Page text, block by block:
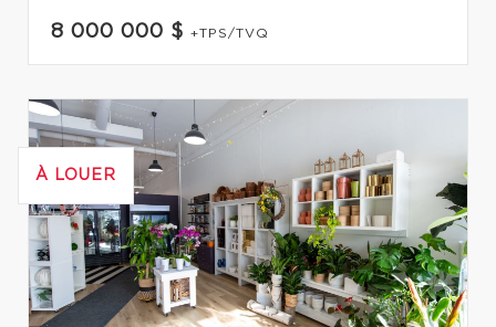
8 000 000 $ +TPS/TVQ
À LOUER